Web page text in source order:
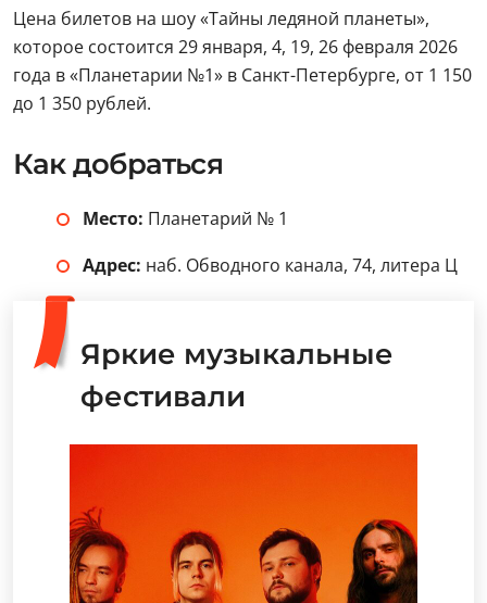
Цена билетов на шоу «Тайны ледяной планеты»,
которое состоится 29 января, 4, 19, 26 февраля 2026
года в «Планетарии №1» в Санкт-Петербурге, от 1 150
до 1 350 рублей.
Как добраться
Место: Планетарий № 1
Адрес: наб. Обводного канала, 74, литера Ц
Яркие музыкальные
фестивали